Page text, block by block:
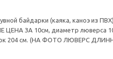
байдарки (каяка, каноэ из
ЗА 10см, диаметр люверса
204 см. (НА ФОТО ЛЮВЕРС